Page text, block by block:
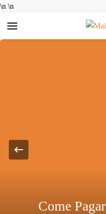
\n \n
Mais
Bem-vindo ao MAIS
Come